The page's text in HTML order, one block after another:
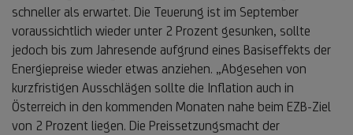
schneller als erwartet. Die Teuerung ist im September
voraussichtlich wieder unter 2 Prozent gesunken, sollte
jedoch bis zum Jahresende aufgrund eines Basiseffekts der
Energiepreise wieder etwas anziehen. „Abgesehen von
kurzfristigen Ausschlägen sollte die Inflation auch in
Österreich in den kommenden Monaten nahe beim EZB-Ziel
von 2 Prozent liegen. Die Preissetzungsmacht der